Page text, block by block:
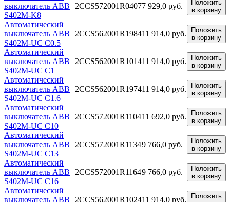
выключатель ABB
S402M-K8
2CCS572001R04077 929,0 руб.
Положить
в корзину
Автоматический
выключатель ABB
S402M-UC C0.5
2CCS562001R198411 914,0 руб.
Положить
в корзину
Автоматический
выключатель ABB
S402M-UC C1
2CCS562001R101411 914,0 руб.
Положить
в корзину
Автоматический
выключатель ABB
S402M-UC C1.6
2CCS562001R197411 914,0 руб.
Положить
в корзину
Автоматический
выключатель ABB
S402M-UC C10
2CCS572001R110411 692,0 руб.
Положить
в корзину
Автоматический
выключатель ABB
S402M-UC C13
2CCS572001R11349 766,0 руб.
Положить
в корзину
Автоматический
выключатель ABB
S402M-UC C16
2CCS572001R11649 766,0 руб.
Положить
в корзину
Автоматический
выключатель ABB
2CCS562001R102411 914,0 руб.
Положить